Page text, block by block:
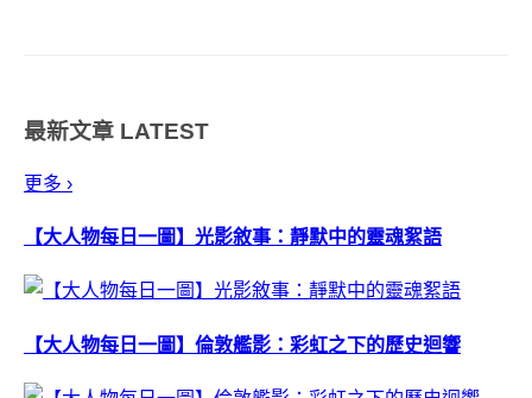
最新文章 LATEST
更多 ›
【大人物每日一圖】光影敘事：靜默中的靈魂絮語
【大人物每日一圖】倫敦艦影：彩虹之下的歷史迴響